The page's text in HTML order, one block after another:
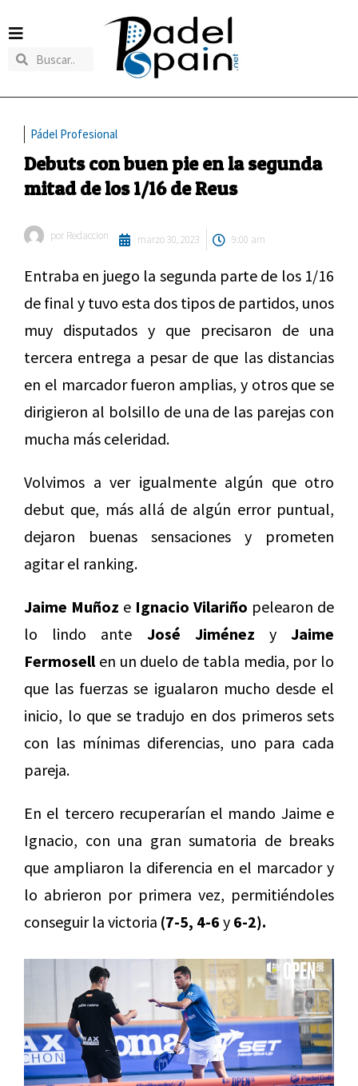
Pádel Profesional
Debuts con buen pie en la segunda
mitad de los 1/16 de Reus
por Redaccion marzo 30, 2023 9:00 am
Entraba en juego la segunda parte de los 1/16
de final y tuvo esta dos tipos de partidos, unos
muy disputados y que precisaron de una
tercera entrega a pesar de que las distancias
en el marcador fueron amplias, y otros que se
dirigieron al bolsillo de una de las parejas con
mucha más celeridad.
Volvimos a ver igualmente algún que otro
debut que, más allá de algún error puntual,
dejaron buenas sensaciones y prometen
agitar el ranking.
Jaime Muñoz e Ignacio Vilariño pelearon de
lo lindo ante José Jiménez yJaime
Fermosellen un duelo de tabla media, por lo
que las fuerzas se igualaron mucho desde el
inicio, lo que se tradujo en dos primeros sets
con las mínimas diferencias, uno para cada
pareja.
En el tercero recuperarían el mando Jaime e
Ignacio, con una gran sumatoria de breaks
que ampliaron la diferencia en el marcador y
lo abrieron por primera vez, permitiéndoles
conseguir la victoria (7-5, 4-6 y 6-2).